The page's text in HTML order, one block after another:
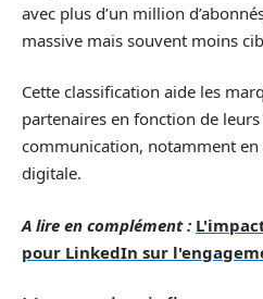
avec plus d’un million
massive mais souvent moins
Cette classification aide les
partenaires en fonction de
communication, notamment
digitale.
A lire en complément :
pour LinkedIn sur